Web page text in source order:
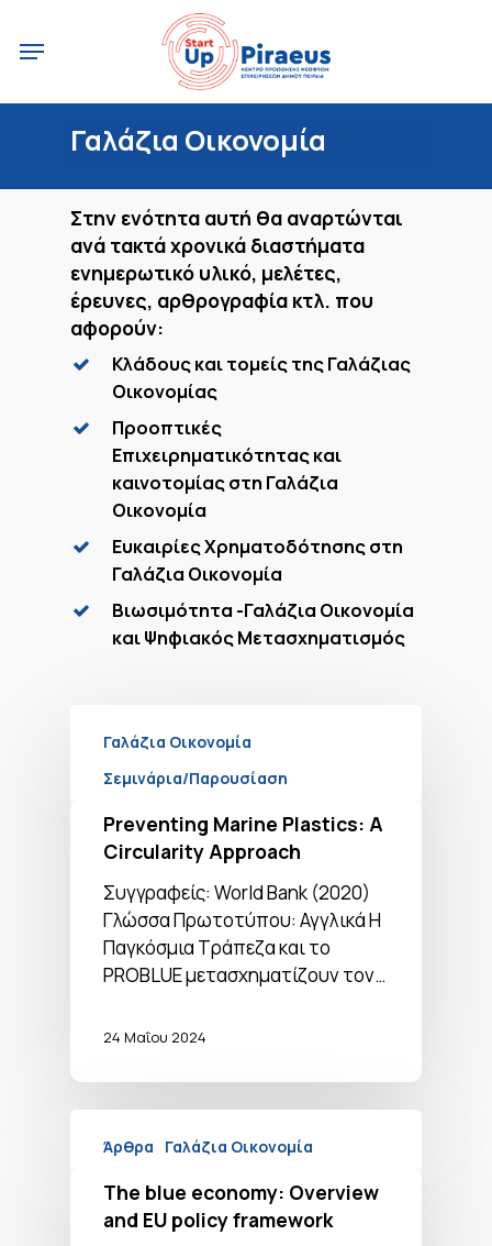
main
Menu
Γαλάζια Οικονομία
Στην ενότητα αυτή θα αναρτώνται
ανά τακτά χρονικά διαστήματα
ενημερωτικό υλικό, μελέτες,
έρευνες, αρθρογραφία κτλ. που
αφορούν:
Κλάδους και τομείς της Γαλάζιας
Οικονομίας
Προοπτικές
Επιχειρηματικότητας και
καινοτομίας στη Γαλάζια
Οικονομία
Ευκαιρίες Χρηματοδότησης στη
Γαλάζια Οικονομία
Βιωσιμότητα -Γαλάζια Οικονομία
και Ψηφιακός Μετασχηματισμός
Γαλάζια Οικονομία
Σεμινάρια/Παρουσίαση
Preventing Marine Plastics: A
Circularity Approach
Συγγραφείς: World Bank (2020)
Γλώσσα Πρωτοτύπου: Αγγλικά Η
Παγκόσμια Τράπεζα και το
PROBLUE μετασχηματίζουν τον…
24 Μαΐου 2024
Άρθρα Γαλάζια Οικονομία
The blue economy: Overview
and EU policy framework